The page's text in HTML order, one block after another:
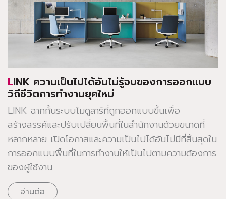
LINK ความเป็นไปได้อันไม่รู้จบของการออกแบบ
วิถีชีวิตการทำงานยุคใหม่
LINK ฉากกั้นระบบโมดูลาร์ที่ถูกออกแบบขึ้นเพื่อ
สร้างสรรค์และปรับเปลี่ยนพื้นที่ในสำนักงานด้วยขนาดที่
หลากหลาย เปิดโอกาสและความเป็นไปได้อันไม่มีที่สิ้นสุดใน
การออกแบบพื้นที่ในการทำงานให้เป็นไปตามความต้องการ
ของผู้ใช้งาน
อ่านต่อ